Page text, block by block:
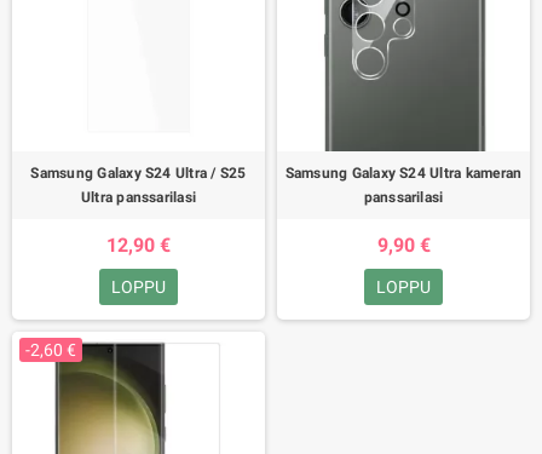
Samsung Galaxy S24 Ultra / S25
Ultra panssarilasi
12,90 €
LOPPU
Samsung Galaxy S24 Ultra kameran
panssarilasi
9,90 €
LOPPU
-2,60 €